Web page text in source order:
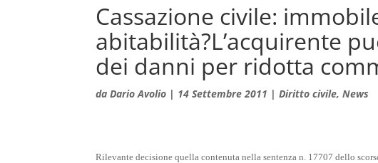
Cassazione civile:
abitabilità?L’acquirente
dei danni per ridotta
daDario Avolio | 14 Settembre 2011 |Diritto civile,News
Rilevante decisione quella contenuta nella sentenza n. 17707 dello